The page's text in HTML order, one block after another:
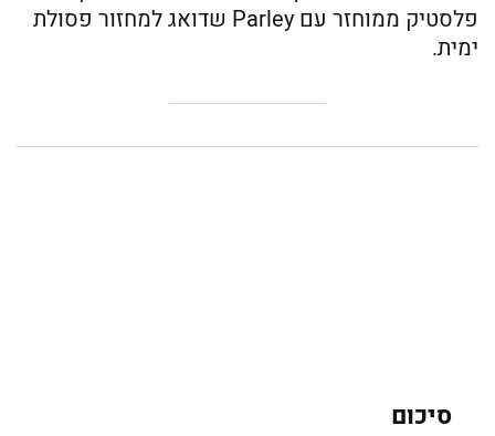
פלסטיק ממוחזר עם Parley שדואג למחזור פסולת
ימית.
סיכום